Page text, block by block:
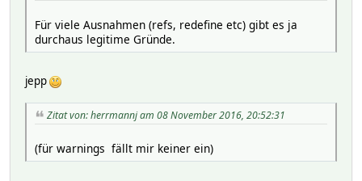
Für viele Ausnahmen (refs, redefine etc) gibt es ja
durchaus legitime Gründe.
jepp
Zitat von: herrmannj am 08 November 2016, 20:52:31
(für warnings fällt mir keiner ein)